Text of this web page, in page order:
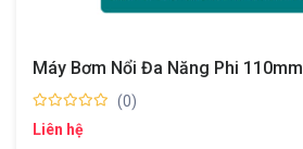
Máy Bơm Nổi Đa Năng Phi 110mm
(0)
Liên hệ